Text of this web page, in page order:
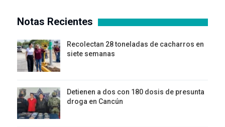
Notas Recientes
Recolectan 28 toneladas de cacharros en
siete semanas
Detienen a dos con 180 dosis de presunta
droga en Cancún